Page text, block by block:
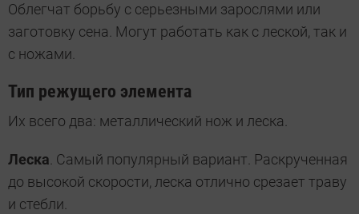
Облегчат борьбу с серьезными зарослями или
заготовку сена. Могут работать как с леской, так и
с ножами.
Тип режущего элемента
Их всего два: металлический нож и леска.
Леска. Самый популярный вариант. Раскрученная
до высокой скорости, леска отлично срезает траву
и стебли.